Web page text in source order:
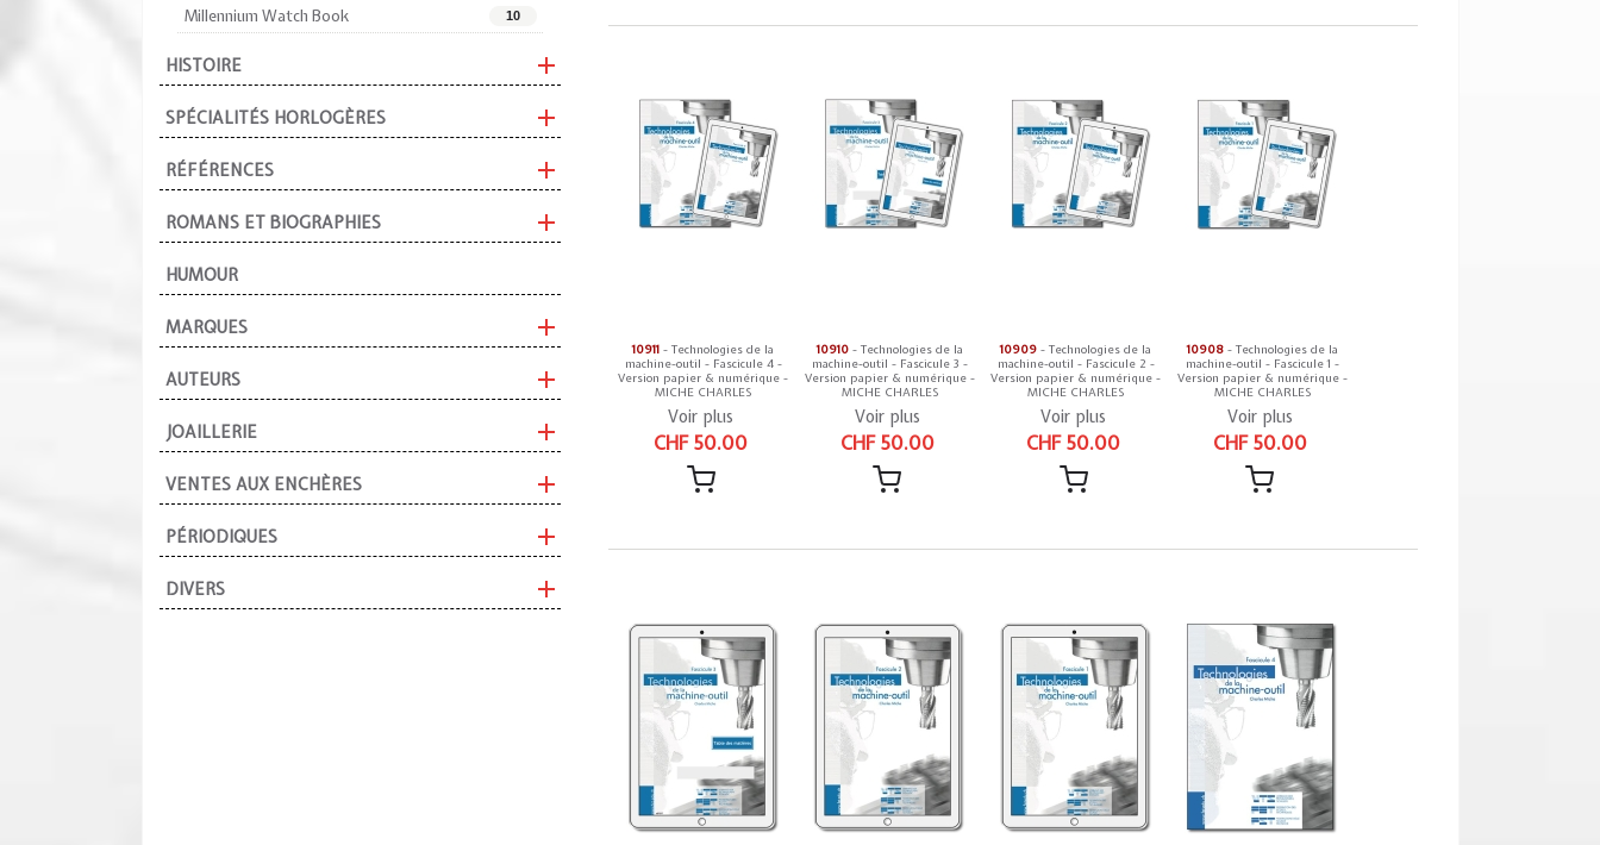
Millennium Watch Book 10
HISTOIRE
SPÉCIALITÉS HORLOGÈRES
RÉFÉRENCES
ROMANS ET BIOGRAPHIES
HUMOUR
MARQUES
AUTEURS
JOAILLERIE
VENTES AUX ENCHÈRES
PÉRIODIQUES
DIVERS
10911 - Technologies de la
machine-outil - Fascicule 4 -
Version papier & numérique -
MICHE CHARLES
Voir plus
CHF 50.00
10910- Technologies de la
machine-outil - Fascicule 3 -
Version papier & numérique -
MICHE CHARLES
Voir plus
CHF 50.00
10909 - Technologies de la
machine-outil - Fascicule 2 -
Version papier & numérique -
MICHE CHARLES
Voir plus
CHF 50.00
10908- Technologies de la
machine-outil - Fascicule 1 -
Version papier & numérique -
MICHE CHARLES
Voir plus
CHF 50.00